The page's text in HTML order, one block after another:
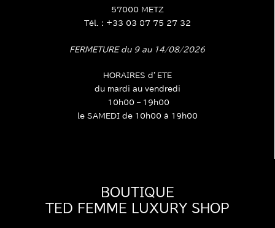
57000 METZ
Tél. : +33 03 87 75 27 32
FERMETURE du 9 au 14/08/2026
HORAIRES d’ETE
du mardi au vendredi
10h00 – 19h00
le SAMEDI de 10h00 à 19h00
BOUTIQUE
TED FEMME LUXURY SHOP